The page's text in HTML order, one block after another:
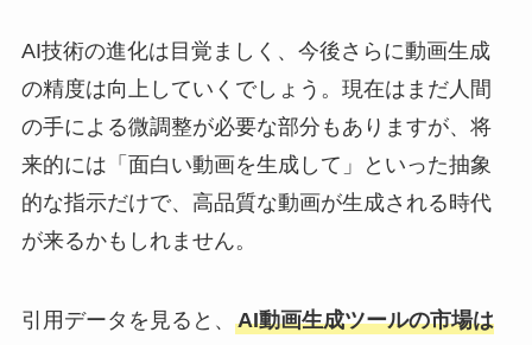
AI技術の進化は目覚ましく、今後さらに動画生成
の精度は向上していくでしょう。現在はまだ人間
の手による微調整が必要な部分もありますが、将
来的には「面白い動画を生成して」といった抽象
的な指示だけで、高品質な動画が生成される時代
が来るかもしれません。
引用データを見ると、 AI動画生成ツールの市場は